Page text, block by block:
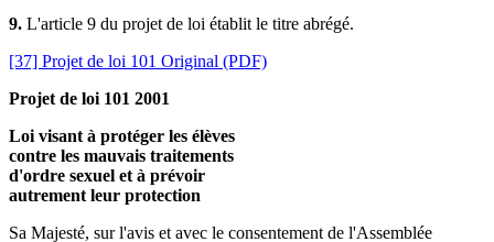
9. L'article 9 du projet de loi établit le titre abrégé.
[37] Projet de loi 101 Original (PDF)
Projet de loi 101 2001
Loi visant à protéger les élèves
contre les mauvais traitements
d'ordre sexuel et à prévoir
autrement leur protection
Sa Majesté, sur l'avis et avec le consentement de l'Assemblée